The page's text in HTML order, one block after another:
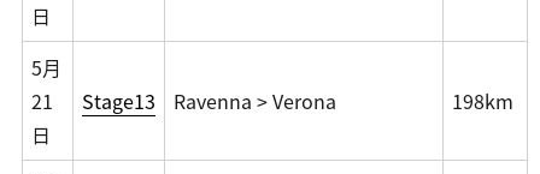
日
5月
21
日
Stage13 Ravenna > Verona 198km